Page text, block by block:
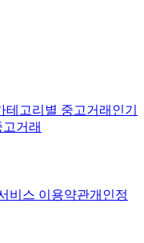
테고리별 중고거래 인기
거래
비스 이용약관개인정